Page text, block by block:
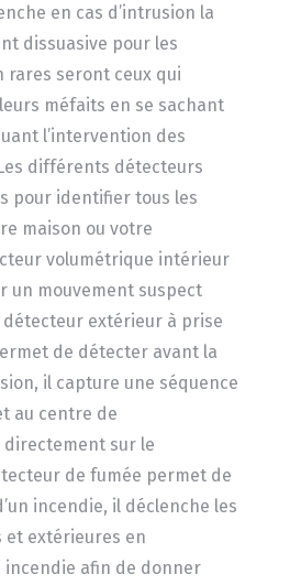
en cas d’intrusion la
dissuasive pour les
rares seront ceux qui
méfaits en se sachant
l’intervention des
différents détecteurs
pour identifier tous les
maison ou votre
volumétrique intérieur
un mouvement suspect
détecteur extérieur à prise
de détecter avant la
il capture une séquence
au centre de
sur le
de fumée permet de
incendie, il déclenche les
extérieures en
incendie afin de donner